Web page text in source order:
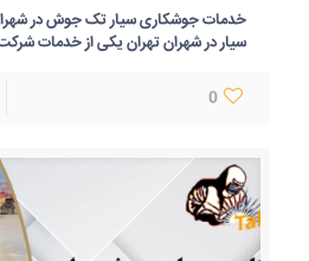
خدمات جوشکاری سیار تک جوش در
سیار در شهران تهران یکی از خدمات
0